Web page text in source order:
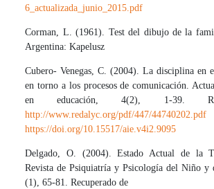
6_actualizada_junio_2015.pdf
Corman, L. (1961). Test del dibujo de la
Argentina: Kapelusz
Cubero- Venegas, C. (2004). La disciplina en
en torno a los procesos de comunicación.
en educación, 4(2), 1-39.
http://www.redalyc.org/pdf/447/44740202.pdf
https://doi.org/10.15517/aie.v4i2.9095
Delgado, O. (2004). Estado Actual de la
Revista de Psiquiatría y Psicología del Niño y
(1), 65-81. Recuperado de